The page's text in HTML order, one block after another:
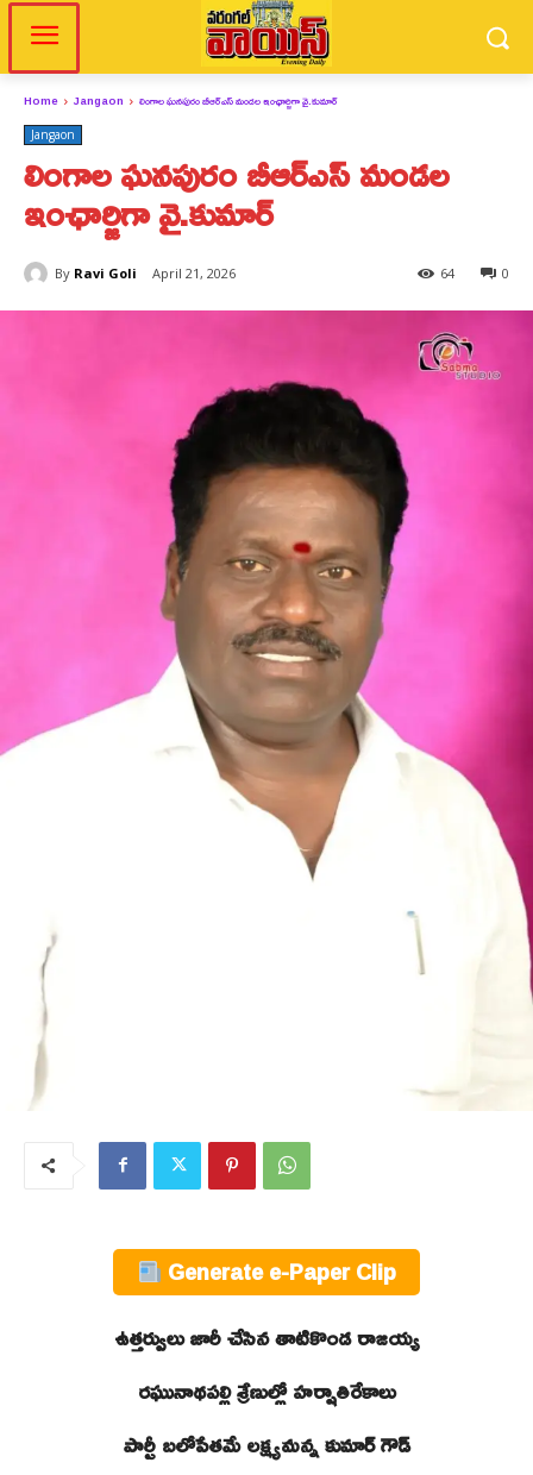
Home Jangaon లింగాల ఘనపురం బీఆర్ఎస్ మండల ఇంఛార్జిగా వై.కుమార్
Jangaon
లింగాల ఘనపురం బీఆర్ఎస్ మండల
ఇంఛార్జిగా వై.కుమార్
By Ravi Goli April 21, 2026 0
64
Generate e-Paper Clip
ఉత్తర్వులు జారీ చేసిన తాటికొండ రాజయ్య
రఘునాథపల్లి శ్రేణుల్లో హర్షాతిరేకాలు
పార్టీ బలోపేతమే లక్ష్యమన్న కుమార్ గౌడ్